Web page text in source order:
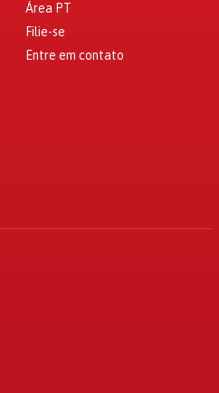
Área PT
Filie-se
Entre em contato